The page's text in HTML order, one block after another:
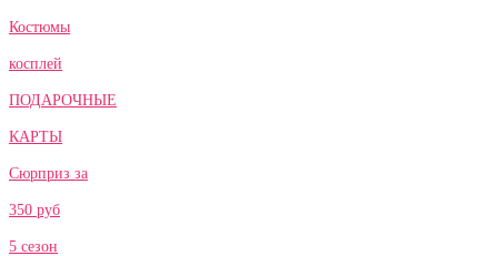
Костюмы
косплей
ПОДАРОЧНЫЕ
КАРТЫ
Сюрприз за
350 руб
5 сезон